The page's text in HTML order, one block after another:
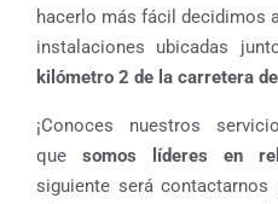
hacerlo más fácil decidimos
instalaciones ubicadas
kilómetro 2 de la carretera
¡Conoces nuestros
que somos líderes en
siguiente será